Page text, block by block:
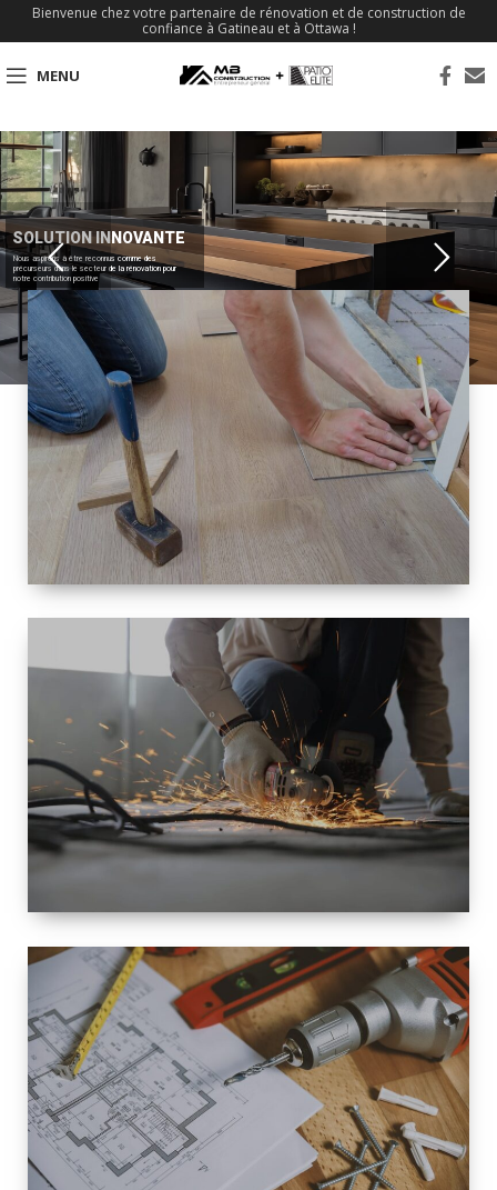
Bienvenue chez votre partenaire de rénovation et de construction de
confiance à Gatineau et à Ottawa !
MENU
SOLUTION INNOVANTE
Nous aspirons à être reconnus comme des
précurseurs dans le secteur de la rénovation pour
notre contribution positive
TAILLE
PETITE À
GRANDE
RÉNOVATION
ESPACE
RÉNOVATION
INTÉRIEURE ET
EXTÉRIEURE